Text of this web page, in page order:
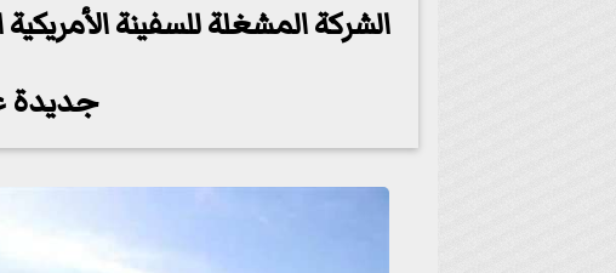
الشركة المشغلة للسفينة
جديدة